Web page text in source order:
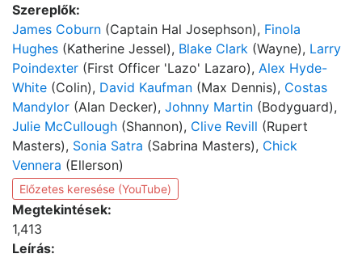
Szereplők:
James Coburn (Captain Hal Josephson), Finola
Hughes (Katherine Jessel), Blake Clark (Wayne), Larry
Poindexter (First Officer 'Lazo' Lazaro), Alex Hyde-
White (Colin), David Kaufman (Max Dennis), Costas
Mandylor (Alan Decker), Johnny Martin (Bodyguard),
Julie McCullough (Shannon), Clive Revill (Rupert
Masters), Sonia Satra (Sabrina Masters), Chick
Vennera (Ellerson)
Előzetes keresése (YouTube)
Megtekintések:
1,413
Leírás: